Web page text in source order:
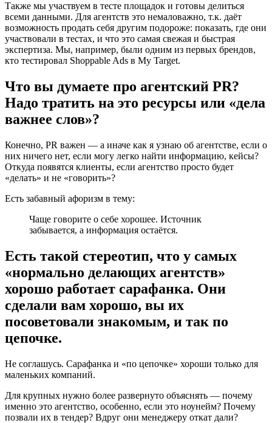
Также мы участвуем в тесте площадок и готовы делиться
всеми данными. Для агентств это немаловажно, т.к. даёт
возможность продать себя другим подороже: показать, где они
участвовали в тестах, и что это самая свежая и быстрая
экспертиза. Мы, например, были одним из первых брендов,
кто тестировал Shoppable Ads в My Target.
Что вы думаете про агентский PR?
Надо тратить на это ресурсы или «дела
важнее слов»?
Конечно, PR важен — а иначе как я узнаю об агентстве, если о
них ничего нет, если могу легко найти информацию, кейсы?
Откуда появятся клиенты, если агентство просто будет
«делать» и не «говорить»?
Есть забавный афоризм в тему:
Чаще говорите о себе хорошее. Источник
забывается, а информация остаётся.
Есть такой стереотип, что у самых
«нормально делающих агентств»
хорошо работает сарафанка. Они
сделали вам хорошо, вы их
посоветовали знакомым, и так по
цепочке.
Не соглашусь. Сарафанка и «по цепочке» хороши только для
маленьких компаний.
Для крупных нужно более развернуто объяснять — почему
именно это агентство, особенно, если это ноунейм? Почему
позвали их в тендер? Вдруг они менеджеру откат дали?